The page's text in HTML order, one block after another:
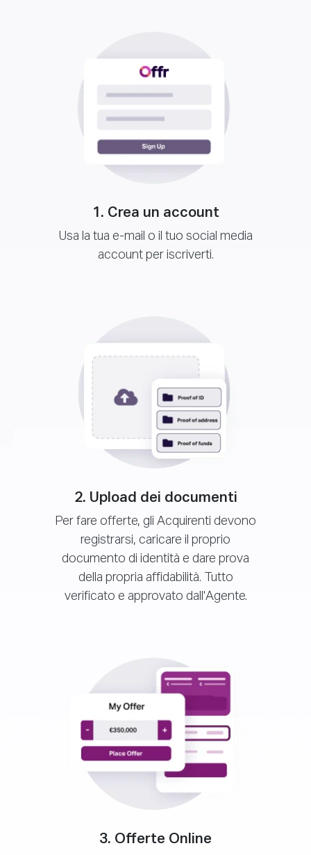
1. Crea un account
Usa la tua e-mail o il tuo social media
account per iscriverti.
2. Upload dei documenti
Per fare offerte, gli Acquirenti devono
registrarsi, caricare il proprio
documento di identità e dare prova
della propria affidabilità. Tutto
verificato e approvato dall'Agente.
3. Offerte Online